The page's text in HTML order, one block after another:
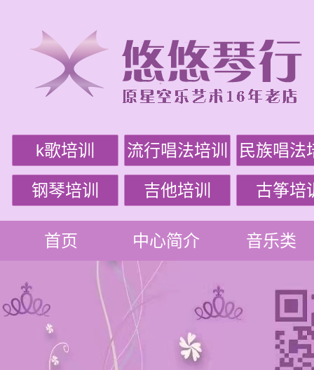
k歌培训 流行唱法培训 民族唱法
钢琴培训 吉他培训 古筝培
首页 中心简介 音乐类